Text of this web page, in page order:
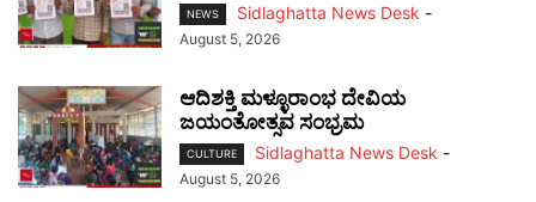
NEWS Sidlaghatta News Desk -
August 5, 2026
ಆದಿಶಕ್ತಿ ಮಳ್ಳೂರಾಂಭ ದೇವಿಯ
ಜಯಂತೋತ್ಸವ ಸಂಭ್ರಮ
CULTURE Sidlaghatta News Desk -
August 5, 2026